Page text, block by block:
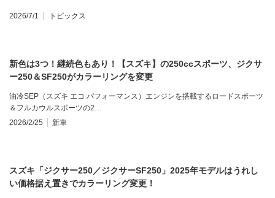
2026/7/1 トピックス
新色は3つ！継続色もあり！【スズキ】の250ccスポーツ、ジクサ
ー250＆SF250がカラーリングを変更
油冷SEP（スズキ エコ パフォーマンス）エンジンを搭載するロードスポーツ
＆フルカウルスポーツの2…
2026/2/25
新車
スズキ「ジクサー250／ジクサーSF250」2025年モデルはうれし
い価格据え置きでカラーリング変更！